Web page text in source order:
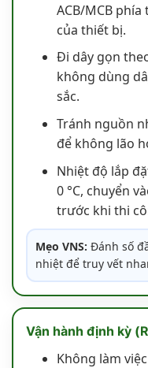
ACB/MCB
của thiết bị.
Đi dây gọn
không dùng
sắc.
Tránh nguồn
để không lão
Nhiệt độ lắp
0 °C, chuyển
trước khi thi
Mẹo VNS: Đánh số
nhiệt để truy vết
Vận hành định kỳ
Không làm